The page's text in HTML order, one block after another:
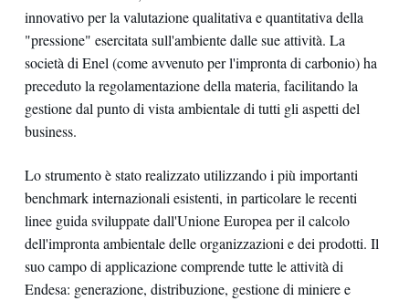
innovativo per la valutazione qualitativa e quantitativa della
"pressione" esercitata sull'ambiente dalle sue attività. La
società di Enel (come avvenuto per l'impronta di carbonio) ha
preceduto la regolamentazione della materia, facilitando la
gestione dal punto di vista ambientale di tutti gli aspetti del
business.
Lo strumento è stato realizzato utilizzando i più importanti
benchmark internazionali esistenti, in particolare le recenti
linee guida sviluppate dall'Unione Europea per il calcolo
dell'impronta ambientale delle organizzazioni e dei prodotti. Il
suo campo di applicazione comprende tutte le attività di
Endesa: generazione, distribuzione, gestione di miniere e